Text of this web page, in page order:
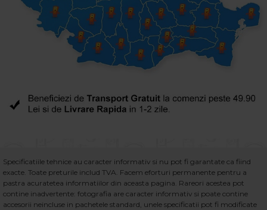
Specificatiile tehnice au caracter informativ si nu pot fi garantate ca fiind
exacte. Toate preturile includ TVA. Facem eforturi permanente pentru a
pastra acuratetea informatiilor din aceasta pagina. Rareori acestea pot
contine inadvertente: fotografia are caracter informativ si poate contine
accesorii neincluse in pachetele standard, unele specificatii pot fi modificate